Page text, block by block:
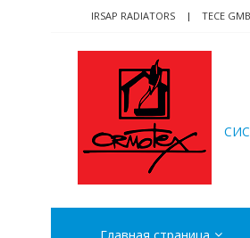
navigation
content
IRSAP RADIATORS TECE